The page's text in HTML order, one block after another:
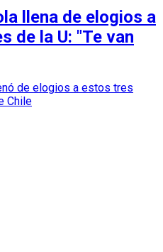
llena de elogios a
de la U: "Te van
de elogios a estos tres
Chile